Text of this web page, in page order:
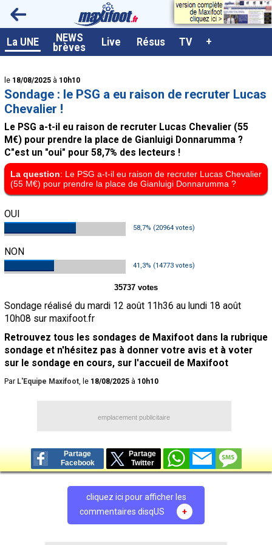
La UNE NEWS
brèves Live Résus TV +
<
le 18/08/2025 à 10h10
Sondage : le PSG a eu raison de recruter Lucas
Chevalier !
Le PSG a-t-il eu raison de recruter Lucas Chevalier (55
M€) pour prendre la place de Gianluigi Donnarumma ?
C"est un "oui" pour 58,7% des lecteurs !
La question: Le PSG a-t-il eu raison de recruter Lucas Chevalier
(55 M€) pour prendre la place de Gianluigi Donnarumma ?
OUI
58,7% (20964 votes)
NON
41,3% (14773 votes)
35737 votes
Sondage réalisé du mardi 12 août 11h36 au lundi 18 août
10h08 sur maxifoot.fr
Retrouvez tous les sondages de Maxifoot dans la rubrique
sondage et n'hésitez pas à donner votre avis et à voter
sur le sondage en cours, sur l'accueil de Maxifoot
Par L'Equipe Maxifoot, le 18/08/2025 à 10h10
emplacement publicitaire
Partage
Facebook
Partage
Twitter
cliquez ici pour afficher les
commentaires disqUS
+
A la UNE
Live / Matchs en direct
Résultats et Classements
Class. buteurs européens
Programme TV foot
Vidéos
Sondages
Tableau transferts L1
Paramètrages / Options
Recrutement Maxifoot
Mentions légales
site web Maxifoot.fr